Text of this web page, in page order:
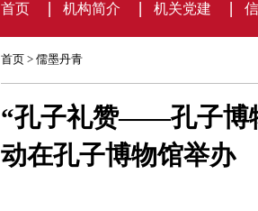
首页 机构简介 机关党建
首页> 儒墨丹青
“孔子礼赞——孔子博
动在孔子博物馆举办